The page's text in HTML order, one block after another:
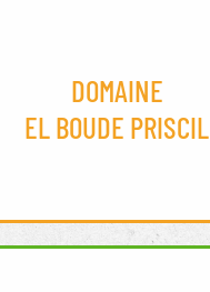
DOMAINE
EL BOUDE PRISCIL